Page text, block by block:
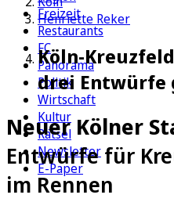
Freizeit
Restaurants
FC
Panorama
Politik
Wirtschaft
Kultur
Rätsel
Newsletter
E-Paper
Henriette Reker
Köln-
drei Entwürfe
Neuer Kölner
Entwürfe für
im Rennen